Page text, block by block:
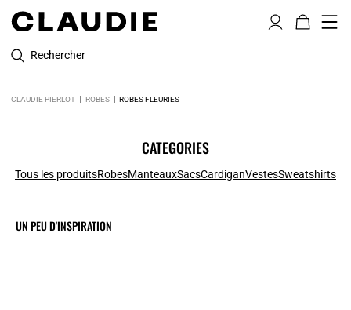
Rechercher
CLAUDIE PIERLOT ROBES ROBES FLEURIES
CATEGORIES
Tous les produitsRobesManteauxSacsCardiganVestesSweatshirts
UN PEU D'INSPIRATION